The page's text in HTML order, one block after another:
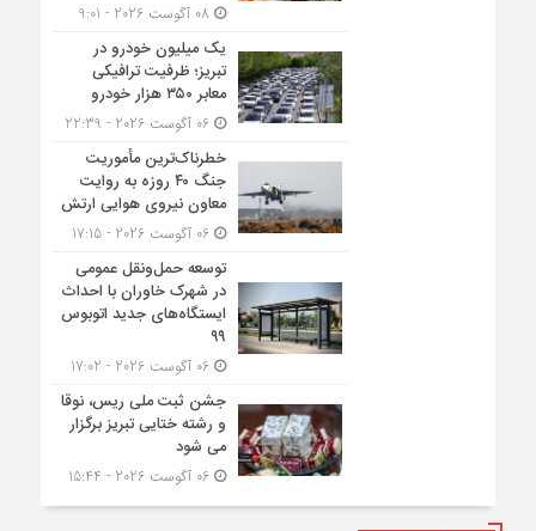
یک میلیون خودرو در
تبریز؛ ظرفیت ترافیکی
معابر ۳۵۰ هزار خودرو
06 آگوست 2026 - 22:39
خطرناک‌ترین مأموریت
جنگ ۴۰ روزه به روایت
معاون نیروی هوایی ارتش
06 آگوست 2026 - 17:15
توسعه حمل‌ونقل عمومی
در شهرک خاوران با احداث
ایستگاه‌های جدید اتوبوس
۹۹
06 آگوست 2026 - 17:02
جشن ثبت ملی ریس، نوقا
و رشته ختایی تبریز برگزار
می شود
06 آگوست 2026 - 15:44